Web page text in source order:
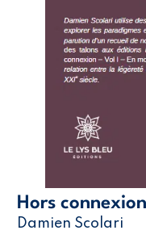
Hors
Damien Scolari